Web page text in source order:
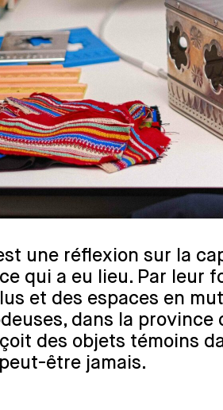
une réflexion sur la
qui a eu lieu. Par leur
et des espaces en
dans la
des objets témoins
être jamais.